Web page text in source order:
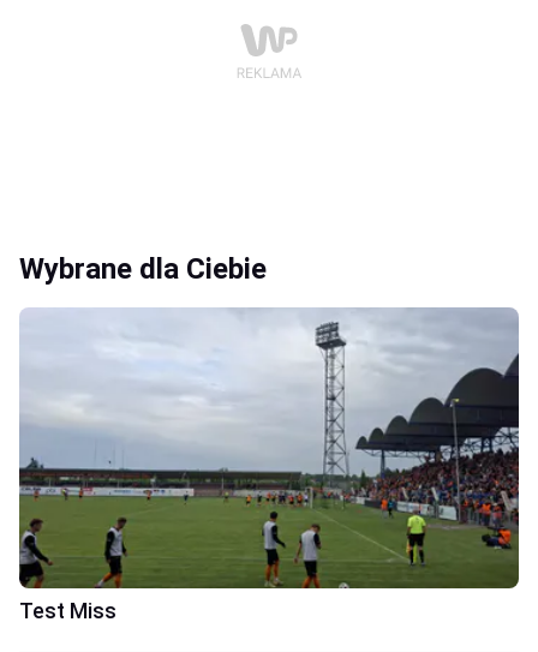
Wybrane dla Ciebie
Test Miss